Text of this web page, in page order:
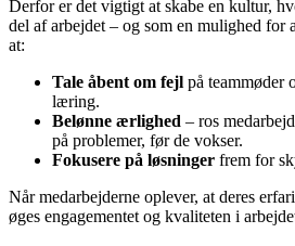
Derfor er det vigtigt at skabe en kultur,
del af arbejdet – og som en mulighed for
at:
Tale åbent om fejl på teammøder
læring.
Belønne ærlighed – ros
på problemer, før de vokser.
Fokusere på løsninger frem for
Når medarbejderne oplever, at deres
øges engagementet og kvaliteten i